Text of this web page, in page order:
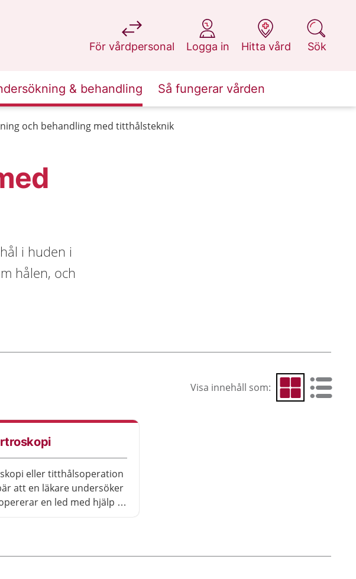
För vårdpersonal
på 1177.se
Logga in
på 1177.se
Hitta vård
på 1177.se
Sök
på 1177.se
& behandling Så fungerar vården
och behandling med titthålsteknik
i huden i
hålen, och
Visa innehåll som: Visa som rutnät
Visa som
eller titthålsoperation
att en läkare undersöker
en led med hjälp av